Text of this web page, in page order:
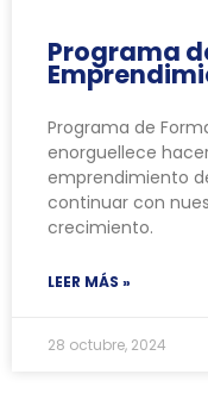
Programa
Programa de
enorguellece
emprendimiento
continuar con
crecimiento.
LEER MÁS »
28 octubre, 2024